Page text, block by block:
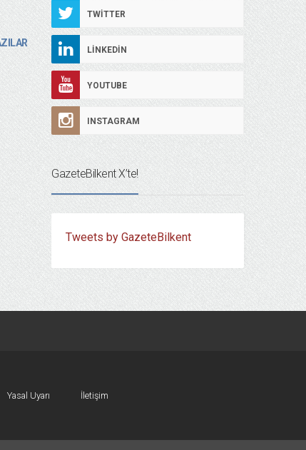
TWITTER
LINKEDIN
YOUTUBE
INSTAGRAM
GazeteBilkent X’te!
Tweets by GazeteBilkent
Yasal Uyarı İletişim